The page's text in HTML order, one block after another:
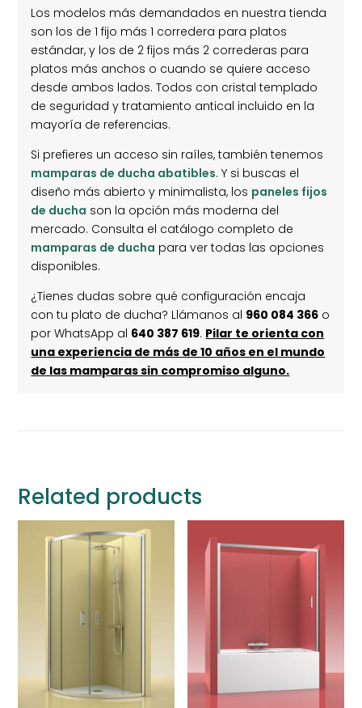
) a v
)
Los modelos más demandados en nuestra tienda
son los de 1 fijo más 1 corredera para platos
estándar, y los de 2 fijos más 2 correderas para
platos más anchos o cuando se quiere acceso
desde ambos lados. Todos con cristal templado
de seguridad y tratamiento antical incluido en la
mayoría de referencias.
Si prefieres un acceso sin raíles, también tenemos
mamparas de ducha abatibles. Y si buscas el
diseño más abierto y minimalista, los paneles fijos
de ducha son la opción más moderna del
mercado. Consulta el catálogo completo de
mamparas de ducha para ver todas las opciones
disponibles.
¿Tienes dudas sobre qué configuración encaja
con tu plato de ducha? Llámanos al 960 084 366 o
por WhatsApp al 640 387 619. Pilar te orienta con
una experiencia de más de 10 años en el mundo
de las mamparas sin compromiso alguno.
Related products